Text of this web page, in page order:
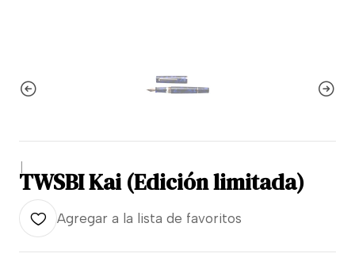
|
TWSBI Kai (Edición limitada)
Agregar a la lista de favoritos